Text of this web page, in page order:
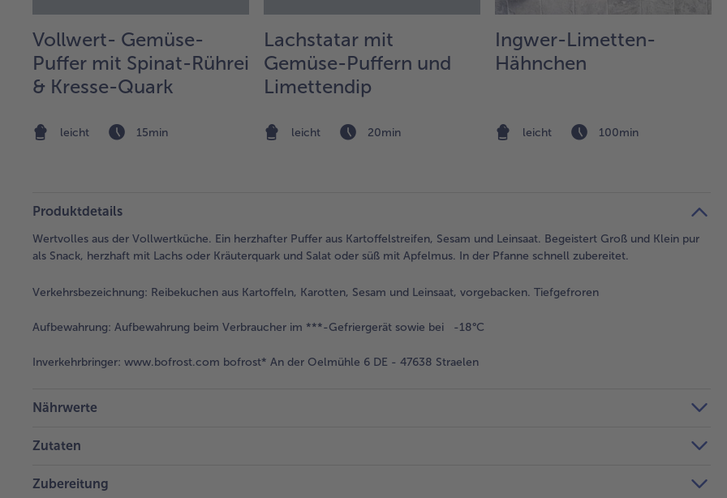
Vollwert- Gemüse-
Puffer mit Spinat-Rührei
& Kresse-Quark
leicht 15min
Lachstatar mit
Gemüse-Puffern und
Limettendip
leicht 20min
Ingwer-Limetten-
Hähnchen
leicht 100min
Produktdetails
Wertvolles aus der Vollwertküche. Ein herzhafter Puffer aus Kartoffelstreifen, Sesam und Leinsaat. Begeistert Groß und Klein pur
als Snack, herzhaft mit Lachs oder Kräuterquark und Salat oder süß mit Apfelmus. In der Pfanne schnell zubereitet.
Verkehrsbezeichnung: Reibekuchen aus Kartoffeln, Karotten, Sesam und Leinsaat, vorgebacken. Tiefgefroren
Aufbewahrung: Aufbewahrung beim Verbraucher im ***-Gefriergerät sowie bei -18°C
Inverkehrbringer: www.bofrost.com bofrost* An der Oelmühle 6 DE - 47638 Straelen
Nährwerte
Zutaten
Zubereitung